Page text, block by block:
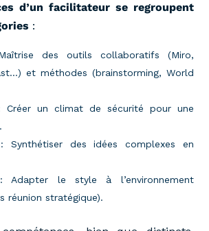
d’un facilitateur se regroupent
:
des outils collaboratifs (Miro,
et méthodes (brainstorming, World
Créer un climat de sécurité pour une
Synthétiser des idées complexes en
Adapter le style à l’environnement
réunion stratégique).